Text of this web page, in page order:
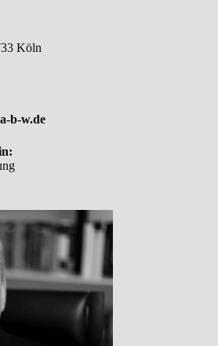
Köln
b-w.de